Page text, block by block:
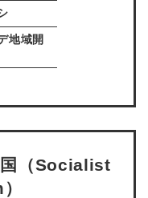
地域開
（Socialist